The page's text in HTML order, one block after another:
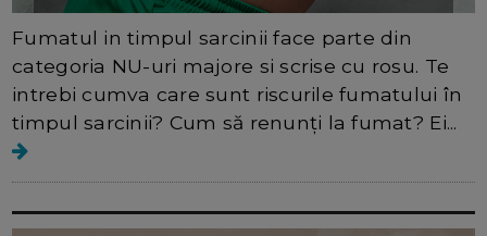
Fumatul in timpul sarcinii face parte din
categoria NU-uri majore si scrise cu rosu. Te
intrebi cumva care sunt riscurile fumatului în
timpul sarcinii? Cum să renunți la fumat? Ei...